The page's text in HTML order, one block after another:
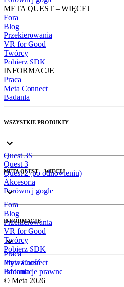
META QUEST – WIĘCEJ
Fora
Blog
Przekierowania
VR for Good
Twórcy
Pobierz SDK
INFORMACJE
Praca
Meta Connect
Badania
WSZYSTKIE PRODUKTY
Quest 3S
Quest 3
Quest 2 (po odnowieniu)
Akcesoria
Porównaj gogle
META QUEST – WIĘCEJ
Fora
Blog
Przekierowania
VR for Good
Twórcy
Pobierz SDK
INFORMACJE
Praca
Meta Connect
Badania
Prywatność
Informacje prawne
© Meta 2026